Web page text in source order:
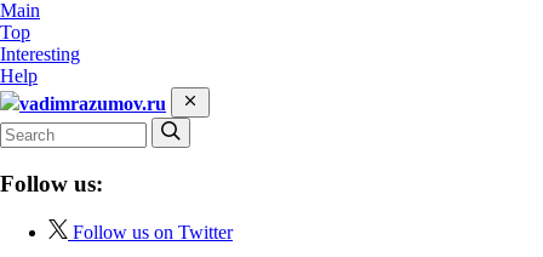
Main
Top
Interesting
Help
vadimrazumov.ru
Follow us:
Follow us on Twitter